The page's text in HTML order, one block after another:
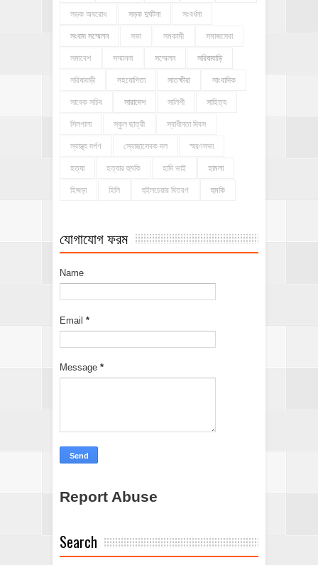
সড়ক অবরোধ সড়ক দুর্ঘটনা সংবর্ধনা
সংবাদ সম্মেলন সভা সমকামী সমাজসেবা
সমাবেশ সম্মাননা সম্মেলন সরিষাবাড়ি
সরিষাবাড়ী সহযোগিতা সাতক্ষীরা সাংবাদিক
সাবেক সচিব সারাদেশ সালিশী সাহিত্য
সিলগালা স্কুল ছাত্রী স্বাধীনতা দিবস
স্বাস্থ্য দর্পণ স্বেচ্ছাসেবক দল স্মরণসভা
হত্যা হত্যার হুমকি হাদি ভাই হামলা
হিজড়া হিলি হুইলচেয়ার বিতরণ হুমকি
যোগাযোগ ফরম
Name
Email *
Message *
Report Abuse
Search